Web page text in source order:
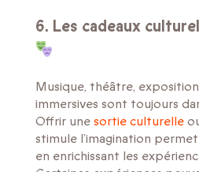
6. Les cadeaux
Musique, théâtre,
immersives sont toujours
Offrir unesortie culturelle
stimule l’imagination
en enrichissant les